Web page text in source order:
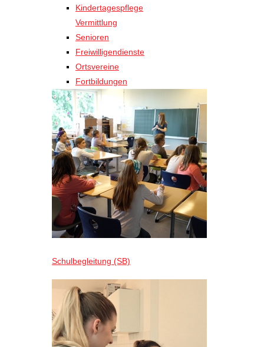
Kindertagespflege
Vermittlung
Senioren
Freiwilligendienste
Ortsvereine
Fortbildungen
Schulbegleitung (SB)